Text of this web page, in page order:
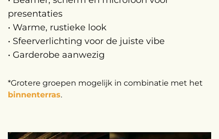
presentaties
• Warme, rustieke look
• Sfeerverlichting voor de juiste vibe
• Garderobe aanwezig
*Grotere groepen mogelijk in combinatie met het
binnenterras.